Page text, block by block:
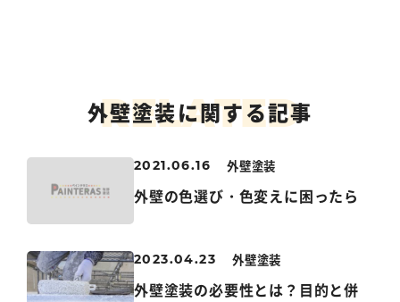
RELATED
外壁塗装に関する記事
2021.06.16 外壁塗装
外壁の色選び・色変えに困ったら
2023.04.23 外壁塗装
外壁塗装の必要性とは？目的と併